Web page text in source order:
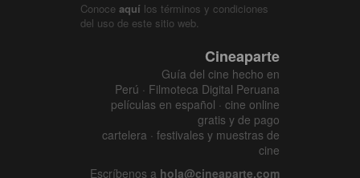
Conoce aquí los términos y condiciones
del uso de este sitio web.
Cineaparte
Guía del cine hecho en
Perú · Filmoteca Digital Peruana
películas en español · cine online
gratis y de pago
cartelera · festivales y muestras de
cine
Escríbenos a hola@cineaparte.com